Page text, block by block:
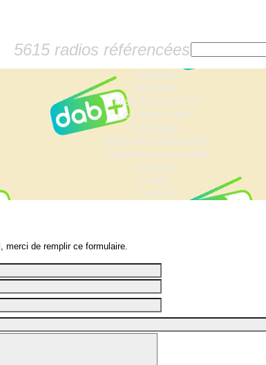
5615 radios référencées
Accueil
Dossiers
Histoire de la FM
Les fiches radio
Sondages
Anciennes fréquences
Fréquences actuelles
Lexique
Liens
Contact
, merci de remplir ce formulaire.